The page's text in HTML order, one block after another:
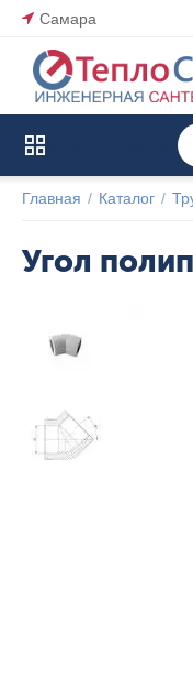
Самара
Главная / Каталог /
Угол